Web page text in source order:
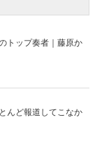
トップ奏者｜藤原か
んど報道してこなか